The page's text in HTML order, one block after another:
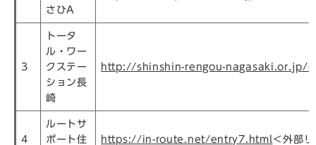
さひA
3
トータ
ル・ワー
クステー
ション長
崎
http://shinshin-rengou-nagasaki.or.jp/
4
ルートサ
ポート住
https://in-route.net/entry7.html ＜外部